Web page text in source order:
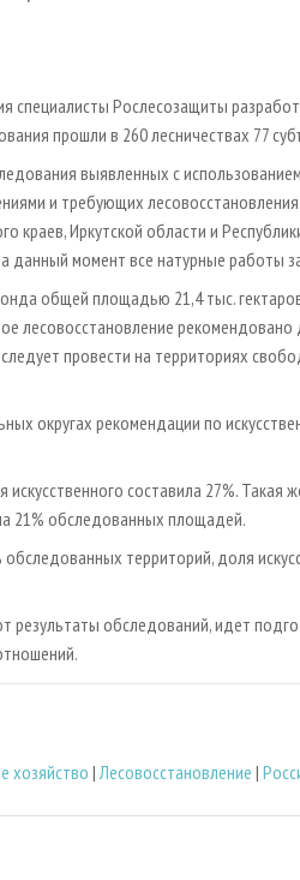
специалисты Рослесозащиты
прошли в 260 лесничествах 77
выявленных с
и требующих
краев, Иркутской области и
данный момент все натурные работы
общей площадью 21,4 тыс.
лесовосстановление рекомендовано
провести на территориях
округах рекомендации по
составила 27%. Такая
21% обследованных площадей.
территорий, доля
результаты обследований, идет
хозяйство | Лесовосстановление |